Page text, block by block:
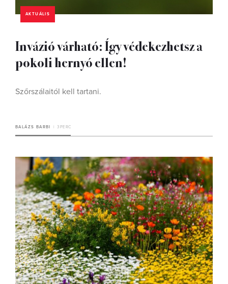
AKTUÁLIS
Invázió várható: Így védekezhetsz a
pokoli hernyó ellen!
Szőrszálaitól kell tartani.
BALÁZS BARBI 3 PERC